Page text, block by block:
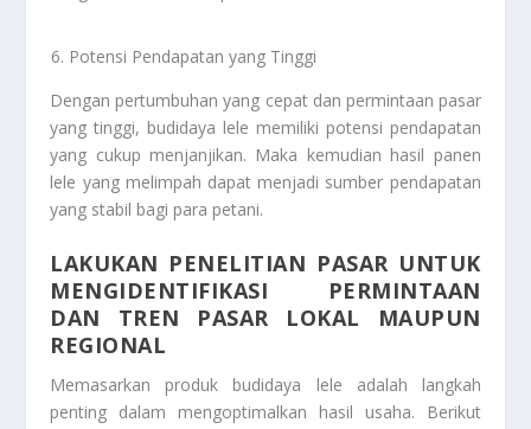
Potensi Pendapatan yang Tinggi
Dengan pertumbuhan yang cepat dan permintaan pasar
yang tinggi, budidaya lele memiliki potensi pendapatan
yang cukup menjanjikan. Maka kemudian hasil panen
lele yang melimpah dapat menjadi sumber pendapatan
yang stabil bagi para petani.
LAKUKAN PENELITIAN PASAR UNTUK
MENGIDENTIFIKASI PERMINTAAN
DAN TREN PASAR LOKAL MAUPUN
REGIONAL
Memasarkan produk budidaya lele adalah langkah
penting dalam mengoptimalkan hasil usaha. Berikut